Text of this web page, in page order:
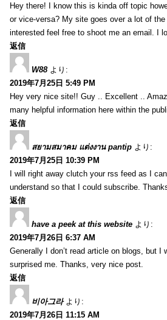
Hey there! I know this is kinda off topic
or vice-versa? My site goes over a lot of
interested feel free to shoot me an email. I
返信
W88 より:
2019年7月25日 5:49 PM
Hey very nice site!! Guy .. Excellent ..
many helpful information here within the
返信
สยามสมาคม แต่งงาน pantip より:
2019年7月25日 10:39 PM
I will right away clutch your rss feed as I
understand so that I could subscribe.
返信
have a peek at this website より:
2019年7月26日 6:37 AM
Generally I don’t read article on blogs, but
surprised me. Thanks, very nice post.
返信
비아그라 より:
2019年7月26日 11:15 AM